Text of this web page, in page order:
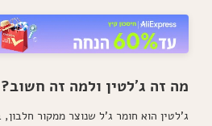
מה זה ג'לטין ולמה זה חשוב?
ג'לטין הוא חומר ג'ל שנוצר ממקור